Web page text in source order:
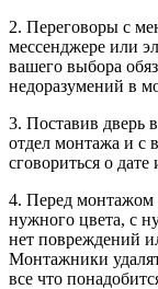
2. Переговоры с
мессенджере или
вашего выбора
недоразумений в
3. Поставив дверь
отдел монтажа и с
сговориться о
4. Перед монтажом
нужного цвета, с
нет повреждений
Монтажники
все что